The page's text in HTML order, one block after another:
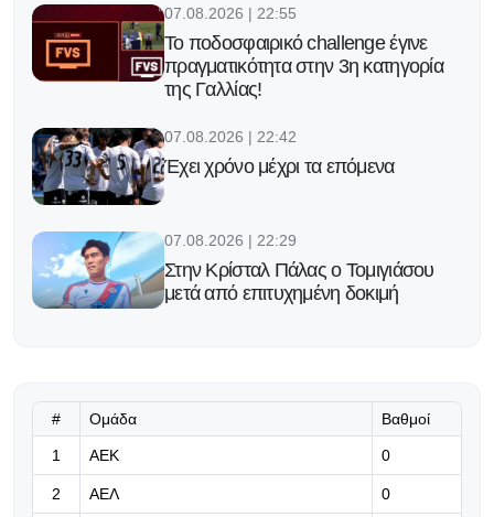
07.08.2026 | 22:55
Το ποδοσφαιρικό challenge έγινε
πραγματικότητα στην 3η κατηγορία
της Γαλλίας!
07.08.2026 | 22:42
Έχει χρόνο μέχρι τα επόμενα
07.08.2026 | 22:29
Στην Κρίσταλ Πάλας ο Τομιγιάσου
μετά από επιτυχημένη δοκιμή
Η Γαλατασαράι πάει για το
μεταγραφικό «μπαμ» με Μαρτινέλι
# Ομάδα Βαθμοί
1 ΑΕΚ 0
2 ΑΕΛ 0